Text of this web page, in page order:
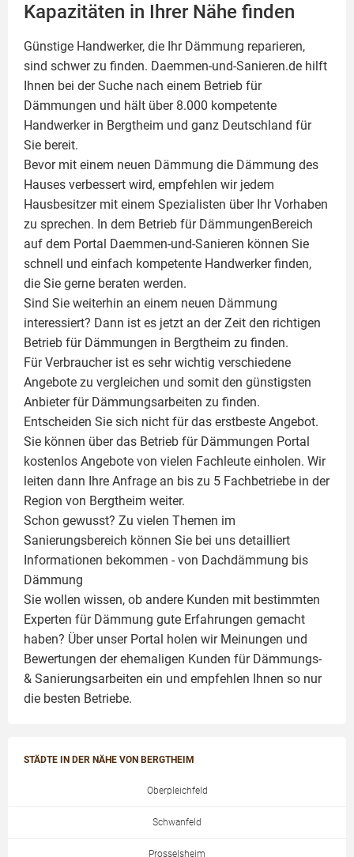
Kapazitäten in Ihrer Nähe finden
Günstige Handwerker, die Ihr Dämmung reparieren,
sind schwer zu finden. Daemmen-und-Sanieren.de hilft
Ihnen bei der Suche nach einem Betrieb für
Dämmungen und hält über 8.000 kompetente
Handwerker in Bergtheim und ganz Deutschland für
Sie bereit.
Bevor mit einem neuen Dämmung die Dämmung des
Hauses verbessert wird, empfehlen wir jedem
Hausbesitzer mit einem Spezialisten über Ihr Vorhaben
zu sprechen. In dem Betrieb für DämmungenBereich
auf dem Portal Daemmen-und-Sanieren können Sie
schnell und einfach kompetente Handwerker finden,
die Sie gerne beraten werden.
Sind Sie weiterhin an einem neuen Dämmung
interessiert? Dann ist es jetzt an der Zeit den richtigen
Betrieb für Dämmungen in Bergtheim zu finden.
Für Verbraucher ist es sehr wichtig verschiedene
Angebote zu vergleichen und somit den günstigsten
Anbieter für Dämmungsarbeiten zu finden.
Entscheiden Sie sich nicht für das erstbeste Angebot.
Sie können über das Betrieb für Dämmungen Portal
kostenlos Angebote von vielen Fachleute einholen. Wir
leiten dann Ihre Anfrage an bis zu 5 Fachbetriebe in der
Region von Bergtheim weiter.
Schon gewusst? Zu vielen Themen im
Sanierungsbereich können Sie bei uns detailliert
Informationen bekommen - von Dachdämmung bis
Dämmung
Sie wollen wissen, ob andere Kunden mit bestimmten
Experten für Dämmung gute Erfahrungen gemacht
haben? Über unser Portal holen wir Meinungen und
Bewertungen der ehemaligen Kunden für Dämmungs-
& Sanierungsarbeiten ein und empfehlen Ihnen so nur
die besten Betriebe.
STÄDTE IN DER NÄHE VON BERGTHEIM
Oberpleichfeld
Schwanfeld
Prosselsheim